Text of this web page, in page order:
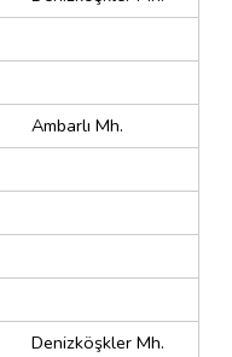
Ambarlı Mh.
Denizköşkler Mh.